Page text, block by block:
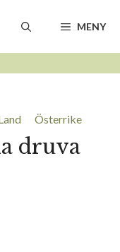
MENY
Österrike
druva